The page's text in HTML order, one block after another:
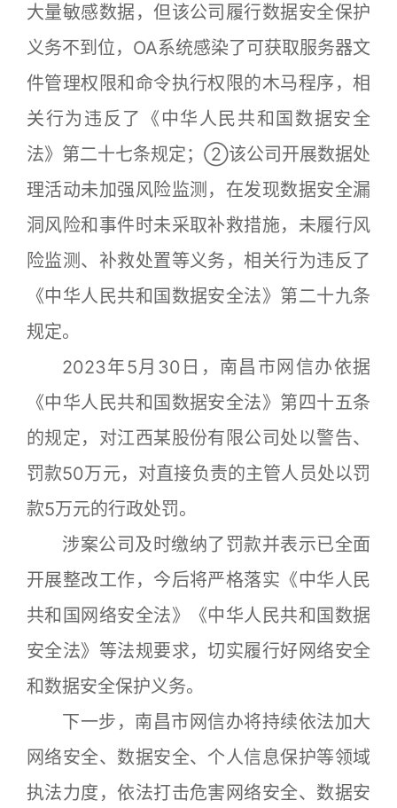
大量敏感数据，但该公司履行数据安全保护
义务不到位，OA系统感染了可获取服务器文
件管理权限和命令执行权限的木马程序，相
关行为违反了《中华人民共和国数据安全
法》第二十七条规定；②该公司开展数据处
理活动未加强风险监测，在发现数据安全漏
洞风险和事件时未采取补救措施，未履行风
险监测、补救处置等义务，相关行为违反了
《中华人民共和国数据安全法》第二十九条
规定。
2023年5月30日，南昌市网信办依据
《中华人民共和国数据安全法》第四十五条
的规定，对江西某股份有限公司处以警告、
罚款50万元，对直接负责的主管人员处以罚
款5万元的行政处罚。
涉案公司及时缴纳了罚款并表示已全面
开展整改工作，今后将严格落实《中华人民
共和国网络安全法》《中华人民共和国数据
安全法》等法规要求，切实履行好网络安全
和数据安全保护义务。
下一步，南昌市网信办将持续依法加大
网络安全、数据安全、个人信息保护等领域
执法力度，依法打击危害网络安全、数据安